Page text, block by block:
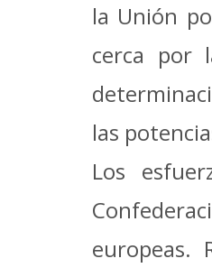
la Unión
cerca por
las
Los
europeas.